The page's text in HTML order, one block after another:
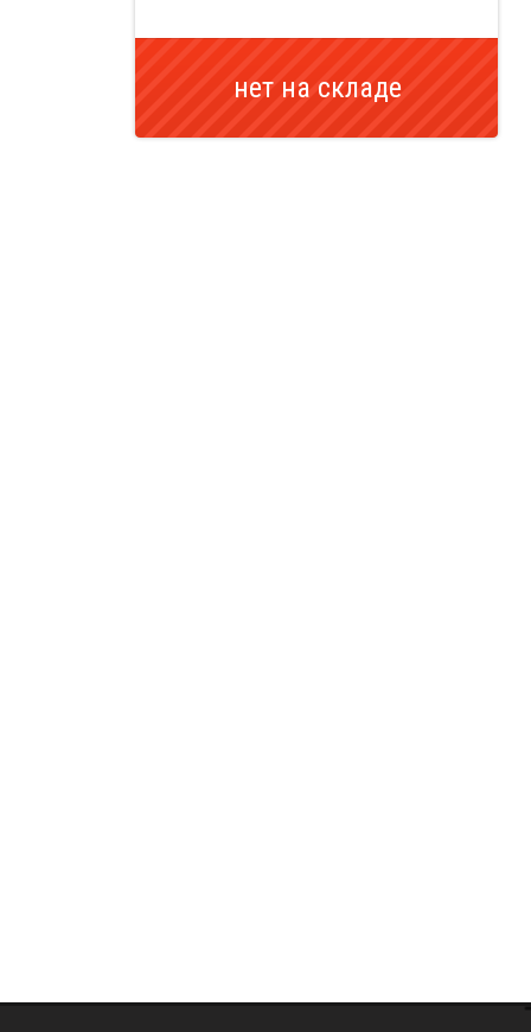
нет на складе